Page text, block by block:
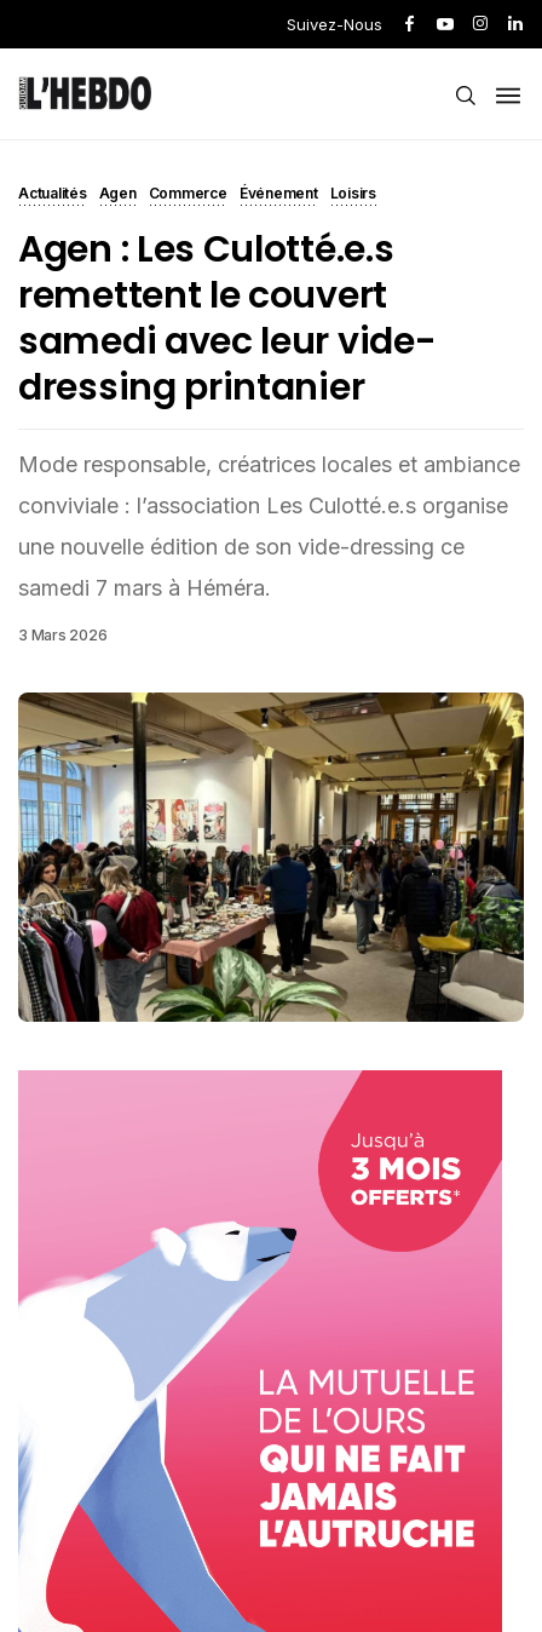
Suivez-Nous
Actualités Agen Commerce Événement Loisirs
Agen : Les Culotté.e.s
remettent le couvert
samedi avec leur vide-
dressing printanier
Mode responsable, créatrices locales et ambiance
conviviale : l’association Les Culotté.e.s organise
une nouvelle édition de son vide-dressing ce
samedi 7 mars à Héméra.
3 Mars 2026